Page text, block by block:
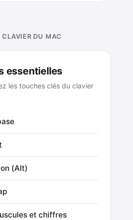
CLAVIER DU MAC
essentielles
les touches clés du clavier
(Alt)
et chiffres